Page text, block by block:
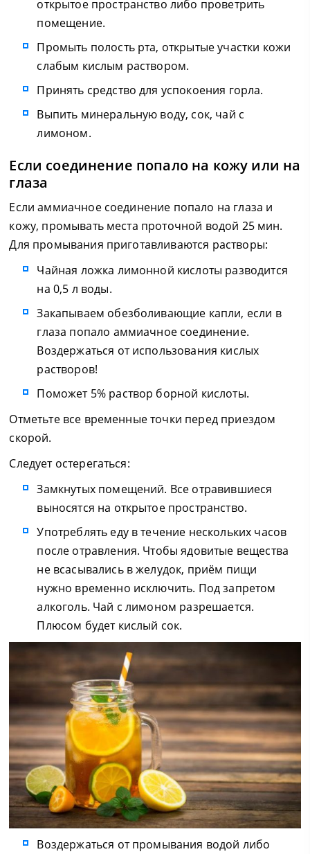
открытое пространство либо проветрить
помещение.
Промыть полость рта, открытые участки кожи
слабым кислым раствором.
Принять средство для успокоения горла.
Выпить минеральную воду, сок, чай с
лимоном.
Если соединение попало на кожу или на
глаза
Если аммиачное соединение попало на глаза и
кожу, промывать места проточной водой 25 мин.
Для промывания приготавливаются растворы:
Чайная ложка лимонной кислоты разводится
на 0,5 л воды.
Закапываем обезболивающие капли, если в
глаза попало аммиачное соединение.
Воздержаться от использования кислых
растворов!
Поможет 5% раствор борной кислоты.
Отметьте все временные точки перед приездом
скорой.
Следует остерегаться:
Замкнутых помещений. Все отравившиеся
выносятся на открытое пространство.
Употреблять еду в течение нескольких часов
после отравления. Чтобы ядовитые вещества
не всасывались в желудок, приём пищи
нужно временно исключить. Под запретом
алкоголь. Чай с лимоном разрешается.
Плюсом будет кислый сок.
Воздержаться от промывания водой либо